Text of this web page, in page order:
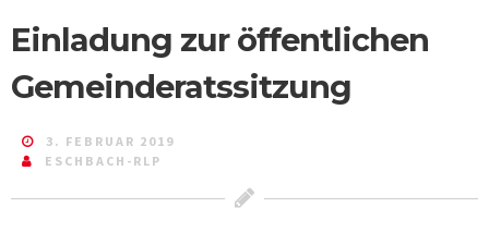
Einladung zur öffentlichen
Gemeinderatssitzung
3. FEBRUAR 2019
ESCHBACH-RLP